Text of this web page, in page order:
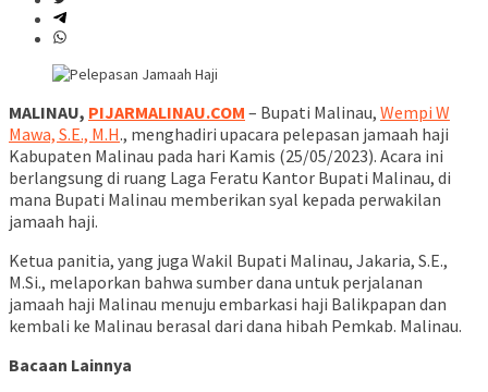
MALINAU, PIJARMALINAU.COM – Bupati Malinau, Wempi W
Mawa, S.E., M.H., menghadiri upacara pelepasan jamaah haji
Kabupaten Malinau pada hari Kamis (25/05/2023). Acara ini
berlangsung di ruang Laga Feratu Kantor Bupati Malinau, di
mana Bupati Malinau memberikan syal kepada perwakilan
jamaah haji.
Ketua panitia, yang juga Wakil Bupati Malinau, Jakaria, S.E.,
M.Si., melaporkan bahwa sumber dana untuk perjalanan
jamaah haji Malinau menuju embarkasi haji Balikpapan dan
kembali ke Malinau berasal dari dana hibah Pemkab. Malinau.
Bacaan Lainnya